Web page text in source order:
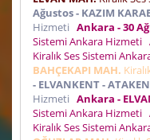
Ağustos - KAZIM
Hizmeti Ankara - 30
Sistemi Ankara Hizmeti
Kiralık Ses Sistemi
BAHÇEKAPI MAH.
- ELVANKENT -
Hizmeti Ankara -
Sistemi Ankara Hizmeti
Kiralık Ses Sistemi